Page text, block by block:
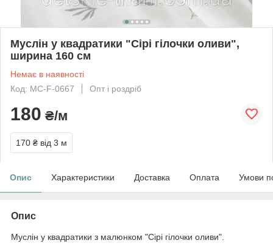
Муслін у квадратики "Сірі гілочки оливи",
ширина 160 см
Немає в наявності
Код: МС-F-0667
Опт і роздріб
180 ₴/м
170 ₴ від 3 м
Опис Характеристики Доставка Оплата Умови
Опис
Муслін у квадратики з малюнком "Сірі гілочки оливи".